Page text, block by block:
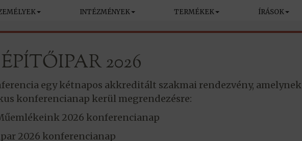
INTÉZMÉNYEK TERMÉKEK ÍRÁSOK
2026
egy kétnapos akkreditált szakmai rendezvény, amelynek
konferencianap kerül megrendezésre:
2026 konferencianap
2026 konferencianap